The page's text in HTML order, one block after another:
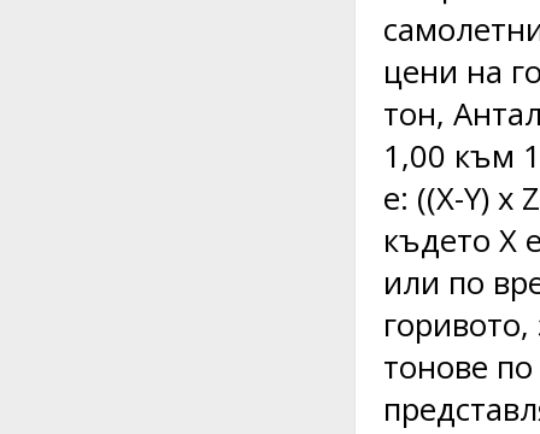
цени на
тон,
1,00 към
е: ((X-Y)
където X
или по
тонове